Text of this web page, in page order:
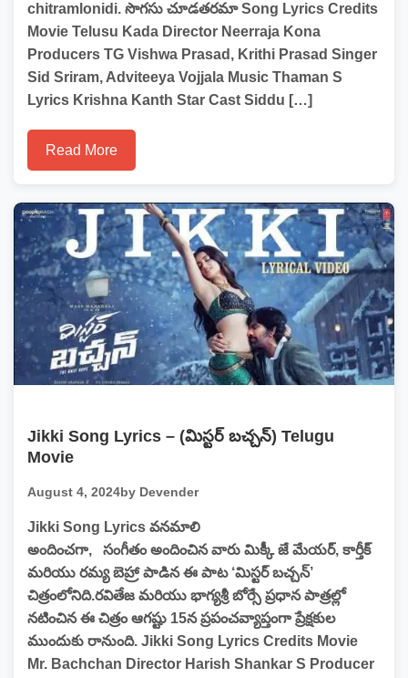
chitramlonidi. సొగసు చూడతరమా Song Lyrics Credits
Movie Telusu Kada Director Neerraja Kona
Producers TG Vishwa Prasad, Krithi Prasad Singer
Sid Sriram, Adviteeya Vojjala Music Thaman S
Lyrics Krishna Kanth Star Cast Siddu […]
Read More
Jikki Song Lyrics – (మిస్టర్ బచ్చన్) Telugu
Movie
August 4, 2024by Devender
Jikki Song Lyrics వనమాలి
అందించగా, సంగీతం అందించిన వారు మిక్కీ జే మేయర్, కార్తీక్
మరియు రమ్య బెహ్రా పాడిన ఈ పాట ‘మిస్టర్ బచ్చన్’
చిత్రంలోనిది.రవితేజ మరియు భాగ్యశ్రీ బోర్సే ప్రధాన పాత్రల్లో
నటించిన ఈ చిత్రం ఆగష్టు 15న ప్రపంచవ్యాప్తంగా ప్రేక్షకుల
ముందుకు రానుంది. Jikki Song Lyrics Credits Movie
Mr. Bachchan Director Harish Shankar S Producer